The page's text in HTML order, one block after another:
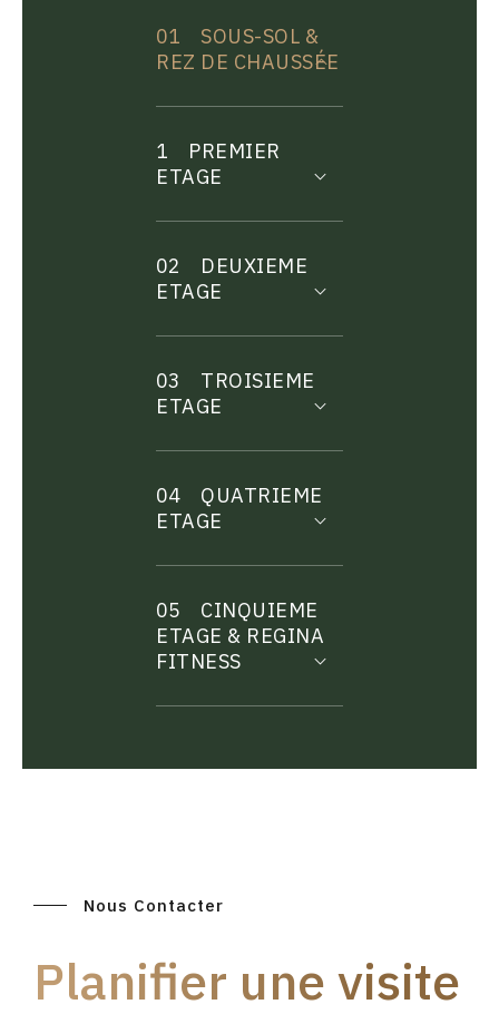
01
SOUS-SOL &
REZ DE CHAUSSÉE
1
PREMIER
ETAGE
02
DEUXIEME
ETAGE
03
TROISIEME
ETAGE
04
QUATRIEME
ETAGE
05
CINQUIEME
ETAGE & REGINA
FITNESS
Nous Contacter
Planifier une visite